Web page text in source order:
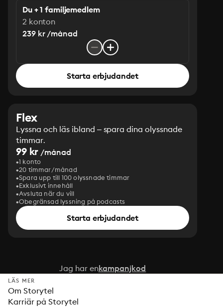
Du + 1 familjemedlem
2 konton
239 kr /månad
Starta erbjudandet
Flex
Lyssna och läs ibland – spara dina olyssnade
timmar.
99 kr /månad
1 konto
20 timmar/månad
Spara upp till 100 olyssnade timmar
Exklusivt innehåll
Avsluta när du vill
Obegränsad lyssning på podcasts
Starta erbjudandet
Jag har enkampanjkod
LÄS MER
Om Storytel
Karriär på Storytel